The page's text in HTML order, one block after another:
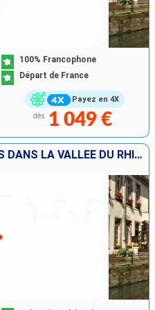
Payez en 4X
100% Francophone
Départ de France
dès 1 049 €
CROISIÈRE ET RANDONNÉES DANS LA VALLÉE DU RHIN - HISTOIRE, TRADITIONS ET AMBIANCE RHÉNANE